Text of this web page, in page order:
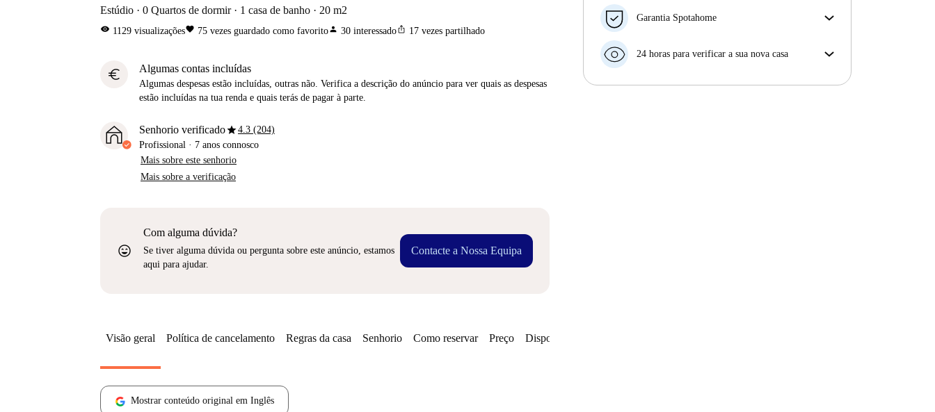
Estúdio 0 Quartos de dormir 1 casa de banho 20 m2
visibility 1129 visualizaçõesfavorite 75 vezes guardado como favoritoperson 30 interessadoios_share 17 vezes partilhado
euro Algumas contas incluídas
Algumas despesas estão incluídas, outras não. Verifica a descrição do anúncio para ver quais as despesas
estão incluídas na tua renda e quais terás de pagar à parte.
Senhorio verificadostar4.3 (204)
Profissional · 7 anos connosco
Mais sobre este senhorio
Mais sobre a verificação
sentiment_very_satisfied
Com alguma dúvida?
Se tiver alguma dúvida ou pergunta sobre este anúncio, estamos
aqui para ajudar.
Contacte a Nossa Equipa
Garantia Spotahome
antecedência, nós iremos A) pagar um hotel e ajudá-
seu dinheiro na totalidade.
24 horas para verificar a sua nova casa
Visão geral Política de cancelamento Regras da casa Senhorio Como reservar Preço Disponibilidades
Mostrar conteúdo original em Inglês